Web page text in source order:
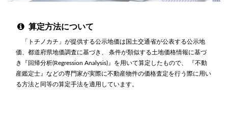
算定方法について
「トチノカチ」が提供する公示地価は国土交通省が公表する公示地
価、都道府県地価調査に基づき、 条件が類似する土地価格情報に基づ
き『回帰分析(Regression Analysis)』を用いて算定したもので、 『不動
産鑑定士』などの専門家が実際に不動産物件の価格査定を行う際に用い
る方法と同等の算定手法を適用しています。